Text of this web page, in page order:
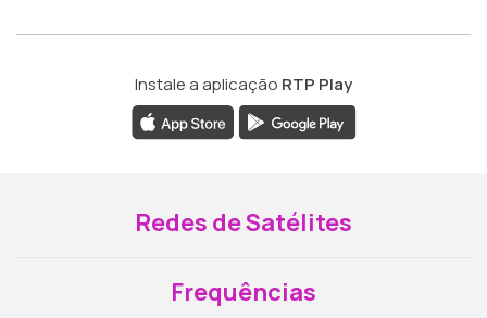
Instale a aplicação RTP Play
Redes de Satélites
Frequências